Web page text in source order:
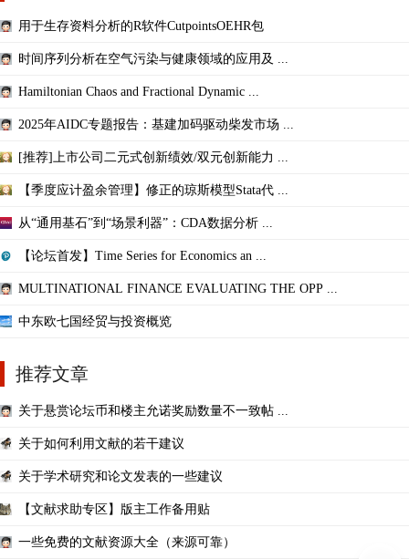
用于生存资料分析的R软件CutpointsOEHR包
时间序列分析在空气污染与健康领域的应用及 ...
Hamiltonian Chaos and Fractional Dynamic ...
2025年AIDC专题报告：基建加码驱动柴发市场 ...
[推荐]上市公司二元式创新绩效/双元创新能力 ...
【季度应计盈余管理】修正的琼斯模型Stata代 ...
从“通用基石”到“场景利器”：CDA数据分析 ...
【论坛首发】Time Series for Economics an ...
MULTINATIONAL FINANCE EVALUATING THE OPP ...
中东欧七国经贸与投资概览
推荐文章
关于悬赏论坛币和楼主允诺奖励数量不一致帖 ...
关于如何利用文献的若干建议
关于学术研究和论文发表的一些建议
【文献求助专区】版主工作备用贴
一些免费的文献资源大全（来源可靠）